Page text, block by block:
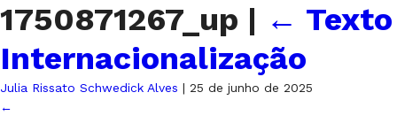
1750871267_up | ← Texto
Internacionalização
Julia Rissato Schwedick Alves | 25 de junho de 2025
←